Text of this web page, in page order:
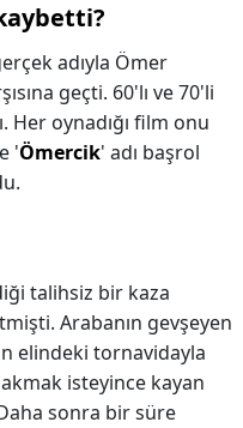
adıyla Ömer
geçti. 60'lı ve 70'li
Her oynadığı film onu
'Ömercik' adı başrol
talihsiz bir kaza
Arabanın gevşeyen
elindeki tornavidayla
isteyince kayan
sonra bir süre